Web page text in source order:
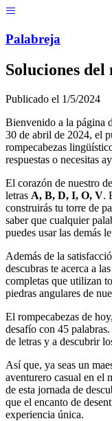
Palabreja
Soluciones del
Publicado el 1/5/2024
Bienvenido a la página
30 de abril de 2024, el
rompecabezas
respuestas o necesitas
El corazón de nuestro
letras A, B, D, I, O, V.
construirás tu torre de
saber que cualquier
puedes usar las demás
Además de la
descubras te acerca a
completas que utilizan
piedras angulares de
El rompecabezas de hoy,
desafío con 45
de letras y a descubrir
Así que, ya seas un
aventurero casual en el
de esta jornada de
que el encanto de
experiencia única.